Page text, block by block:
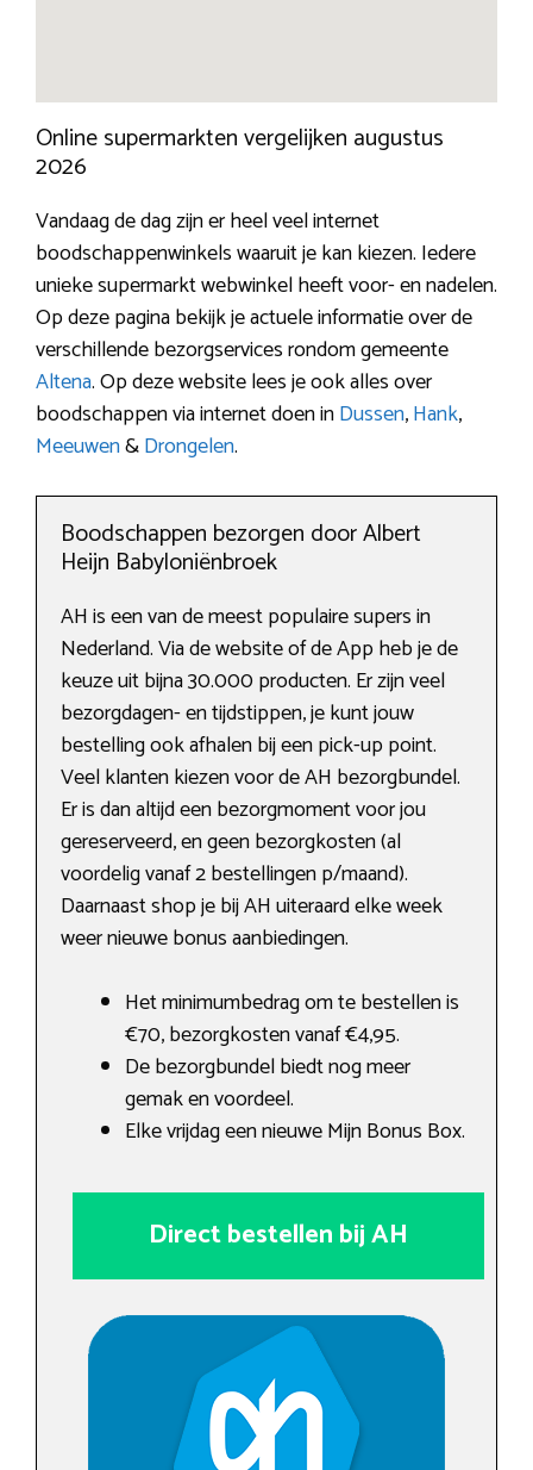
Online supermarkten vergelijken augustus
2026
Vandaag de dag zijn er heel veel internet
boodschappenwinkels waaruit je kan kiezen. Iedere
unieke supermarkt webwinkel heeft voor- en nadelen.
Op deze pagina bekijk je actuele informatie over de
verschillende bezorgservices rondom gemeente
Altena. Op deze website lees je ook alles over
boodschappen via internet doen inDussen,Hank,
Meeuwen&Drongelen.
Boodschappen bezorgen door Albert
Heijn Babyloniënbroek
AH is een van de meest populaire supers in
Nederland. Via de website of de App heb je de
keuze uit bijna 30.000 producten. Er zijn veel
bezorgdagen- en tijdstippen, je kunt jouw
bestelling ook afhalen bij een pick-up point.
Veel klanten kiezen voor de AH bezorgbundel.
Er is dan altijd een bezorgmoment voor jou
gereserveerd, en geen bezorgkosten (al
voordelig vanaf 2 bestellingen p/maand).
Daarnaast shop je bij AH uiteraard elke week
weer nieuwe bonus aanbiedingen.
Het minimumbedrag om te bestellen is
€70, bezorgkosten vanaf €4,95.
De bezorgbundel biedt nog meer
gemak en voordeel.
Elke vrijdag een nieuwe Mijn Bonus Box.
Direct bestellen bij AH